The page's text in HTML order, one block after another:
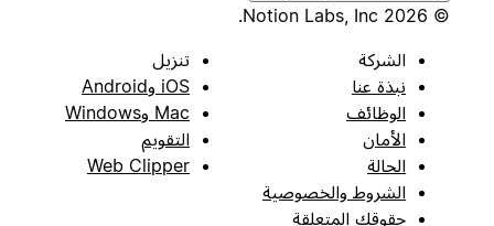
الشركة
نبذة عنا
الوظائف
الأمان
الحالة
الشروط والخصوصية
حقوقك المتعلقة
تنزيل
iOS وAndroid
Mac وWindows
التقويم
Web Clipper